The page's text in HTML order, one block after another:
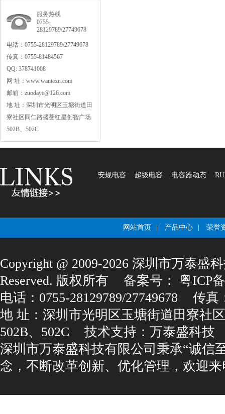
服务热线
0755-
28129789/27749678
电话：0755-28129789/27749678
传真：0755-81484567
QQ:378741008
网址：www.wantexn.com
邮箱：zuodaye@126.com
地址：深圳市光明区玉塘街道田
寮社区同仁路盛荟红星创智广场
502B、502C
安规电容 超级电容 电容器动态
网站首页 产品中心 荣誉
Copyright@2009-2026深圳市万泰盛
Reserved.版权所有
备案号：
粤ICP
电话：0755-28129789/27749678
传真
地址：深圳市光明区玉塘街道田寮社
502B、502C
技术支持： 万泰盛科技
深圳市万泰盛科技有限公司秉承“诚信
念，不断改革创新、优化管理，欢迎